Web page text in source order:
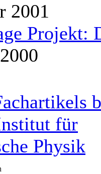
2001
Projekt:
für
Physik